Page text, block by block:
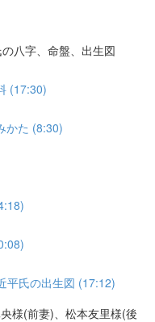
八字、命盤、出生図
(17:30)
た (8:30)
氏の出生図 (17:12)
様(前妻)、松本友里様(後